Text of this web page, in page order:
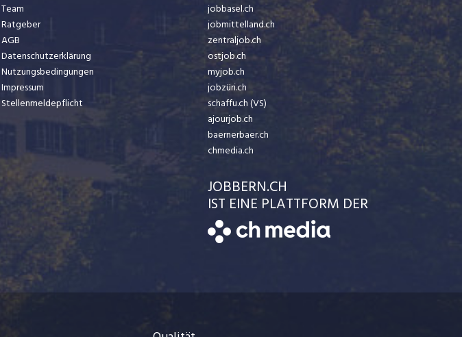
Team
Ratgeber
AGB
Datenschutzerklärung
Nutzungsbedingungen
Impressum
Stellenmeldepflicht
jobbasel.ch
jobmittelland.ch
zentraljob.ch
ostjob.ch
myjob.ch
jobzüri.ch
schaffu.ch (VS)
ajourjob.ch
baernerbaer.ch
chmedia.ch
JOBBERN.CH
IST EINE PLATTFORM DER